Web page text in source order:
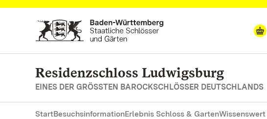
Zum Hauptinhalt springen
Residenzschloss Ludwigsburg
EINES DER GRÖSSTEN BAROCKSCHLÖSSER DEUTSCHLANDS
StartBesuchsinformationErlebnis Schloss & Garten